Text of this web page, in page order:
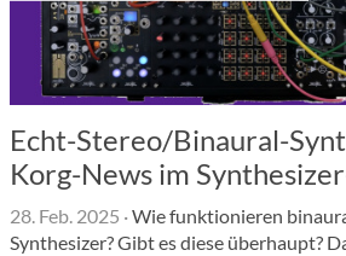
Echt-Stereo/Binaural-
Korg-News im
28. Feb. 2025 ·Wie funktionieren
Synthesizer? Gibt es diese überhaupt?